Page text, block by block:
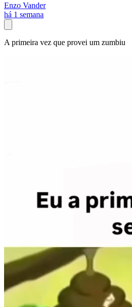
Enzo Vander
há 1 semana
A primeira vez que provei um zumbiu